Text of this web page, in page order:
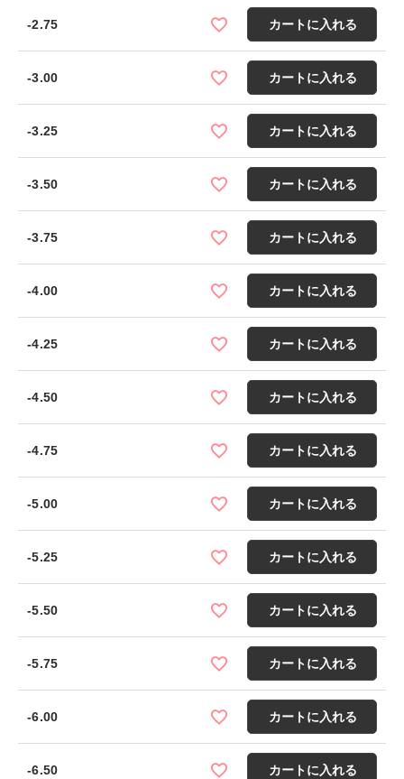
-2.75 カートに入れる
-3.00 カートに入れる
-3.25 カートに入れる
-3.50 カートに入れる
-3.75 カートに入れる
-4.00 カートに入れる
-4.25 カートに入れる
-4.50 カートに入れる
-4.75 カートに入れる
-5.00 カートに入れる
-5.25 カートに入れる
-5.50 カートに入れる
-5.75 カートに入れる
-6.00 カートに入れる
-6.50 カートに入れる